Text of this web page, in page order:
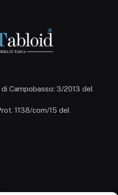
Campobasso: 3/2013 del
1138/com/15 del